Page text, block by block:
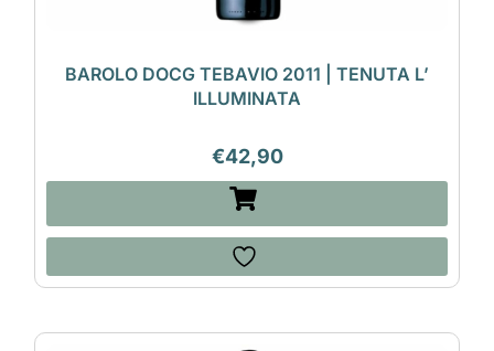
BAROLO DOCG TEBAVIO 2011 | TENUTA L’
ILLUMINATA
€42,90